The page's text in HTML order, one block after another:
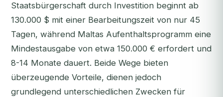
Staatsbürgerschaft durch Investition beginnt ab
130.000 $ mit einer Bearbeitungszeit von nur 45
Tagen, während Maltas Aufenthaltsprogramm eine
Mindestausgabe von etwa 150.000 € erfordert und
8-14 Monate dauert. Beide Wege bieten
überzeugende Vorteile, dienen jedoch
grundlegend unterschiedlichen Zwecken für